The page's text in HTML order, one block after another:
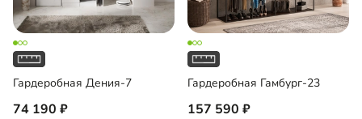
Гардеробная Дения-7
74 190
Гардеробная Гамбург-23
157 590